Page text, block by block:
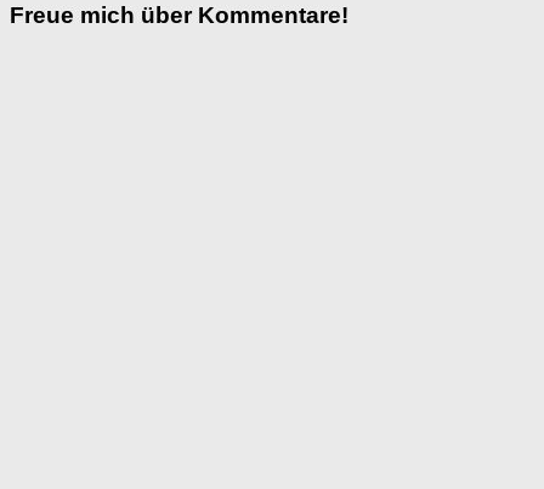
Freue mich über Kommentare!